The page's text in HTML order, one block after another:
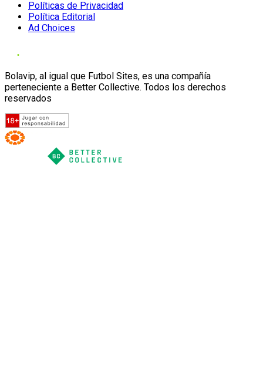
Políticas de Privacidad
Política Editorial
Ad Choices
Bolavip, al igual que Futbol Sites, es una compañía
perteneciente a Better Collective. Todos los derechos
reservados